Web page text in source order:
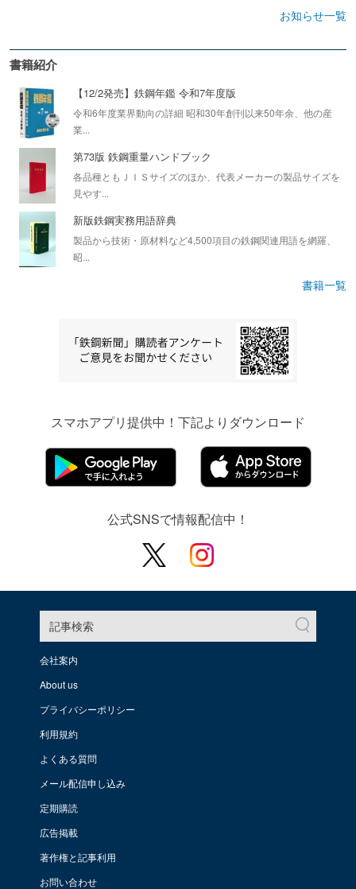
お知らせ一覧
書籍紹介
【12/2発売】鉄鋼年鑑 令和7年度版
令和6年度業界動向の詳細 昭和30年創刊以来50年余、他の産
業...
第73版 鉄鋼重量ハンドブック
各品種ともＪＩＳサイズのほか、代表メーカーの製品サイズを
見やす...
新版鉄鋼実務用語辞典
製品から技術・原材料など4,500項目の鉄鋼関連用語を網羅、
昭...
書籍一覧
スマホアプリ提供中！下記よりダウンロード
公式SNSで情報配信中！
記事検索
会社案内
About us
プライバシーポリシー
利用規約
よくある質問
メール配信申し込み
定期購読
広告掲載
著作権と記事利用
お問い合わせ